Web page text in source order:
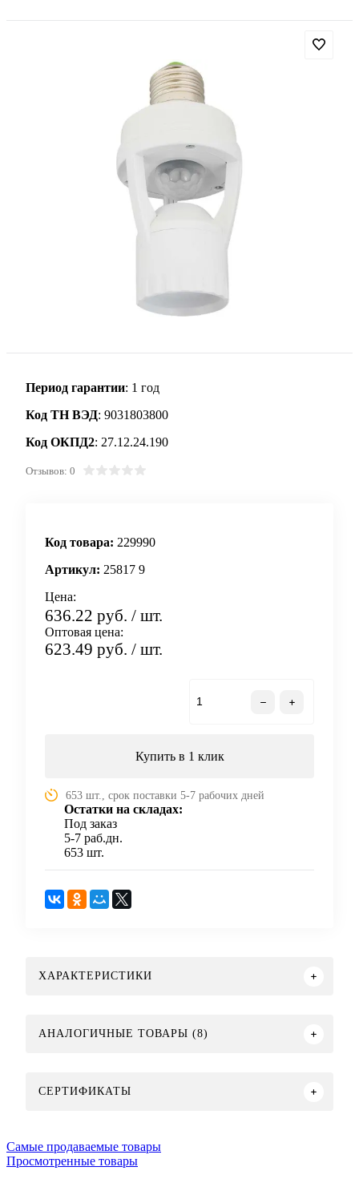
Период гарантии: 1 год
Код ТН ВЭД: 9031803800
Код ОКПД2: 27.12.24.190
Отзывов: 0
Код товара: 229990
Артикул: 25817 9
Цена:
636.22 руб. / шт.
Оптовая цена:
623.49 руб. / шт.
Купить в 1 клик
653 шт., срок поставки 5-7 рабочих дней
Остатки на складах:
Под заказ
5-7 раб.дн.
653 шт.
ХАРАКТЕРИСТИКИ
АНАЛОГИЧНЫЕ ТОВАРЫ (8)
СЕРТИФИКАТЫ
Самые продаваемые товары
Просмотренные товары